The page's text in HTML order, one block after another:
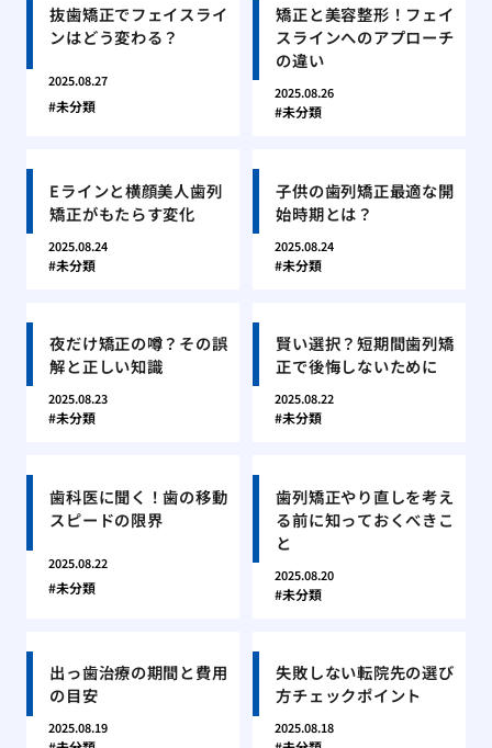
抜歯矯正でフェイスライ
ンはどう変わる？
2025.08.27
未分類
矯正と美容整形！フェイ
スラインへのアプローチ
の違い
2025.08.26
未分類
Eラインと横顔美人歯列
矯正がもたらす変化
2025.08.24
未分類
子供の歯列矯正最適な開
始時期とは？
2025.08.24
未分類
夜だけ矯正の噂？その誤
解と正しい知識
2025.08.23
未分類
賢い選択？短期間歯列矯
正で後悔しないために
2025.08.22
未分類
歯科医に聞く！歯の移動
スピードの限界
2025.08.22
未分類
歯列矯正やり直しを考え
る前に知っておくべきこ
と
2025.08.20
未分類
出っ歯治療の期間と費用
の目安
2025.08.19
失敗しない転院先の選び
方チェックポイント
2025.08.18